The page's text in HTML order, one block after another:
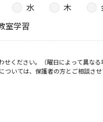
水 木
室学習
ください。（曜日によって異なる
いては、保護者の方とご相談させ